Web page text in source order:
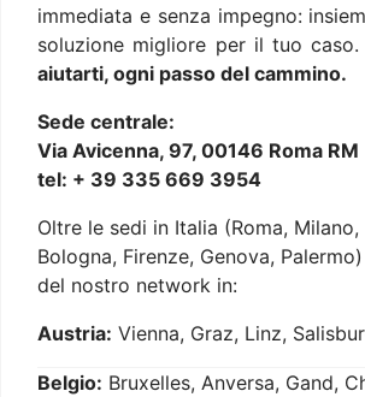
immediata e senza impegno:
soluzione migliore per il tuo caso.
aiutarti, ogni passo del cammino.
Sede centrale:
Via Avicenna, 97, 00146 Roma RM
tel: + 39 335 669 3954
Oltre le sedi in Italia (Roma,
Bologna, Firenze, Genova,
del nostro network in:
Austria: Vienna, Graz, Linz,
Belgio: Bruxelles, Anversa, Gand,